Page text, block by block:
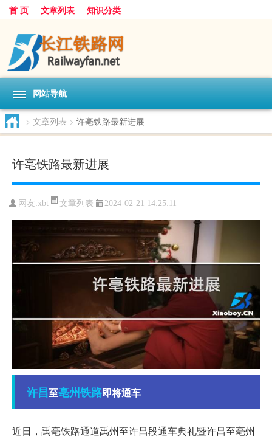
首 页 文章列表 知识分类
网站导航
> 文章列表 > 许亳铁路最新进展
许亳铁路最新进展
网友:xbt 文章列表 2024-02-21 14:25:11
许昌至亳州铁路即将通车
近日，禹亳铁路通道禹州至许昌段通车典礼暨许昌至亳州